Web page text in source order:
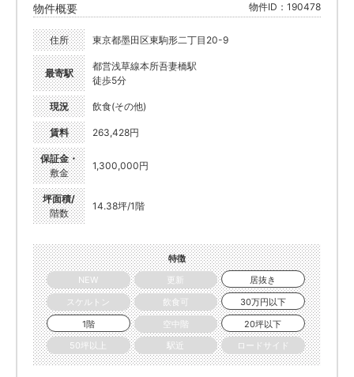
物件概要 物件ID：190478
住所 東京都墨田区東駒形二丁目20-9
最寄駅
都営浅草線本所吾妻橋駅
徒歩5分
現況 飲食(その他)
賃料 263,428円
保証金・
敷金
1,300,000円
坪面積/
階数
14.38坪/1階
特徴
NEW
更新
居抜き
スケルトン
飲食可
30万円以下
1階
空中階
20坪以下
50坪以上
駅近 ロードサイド